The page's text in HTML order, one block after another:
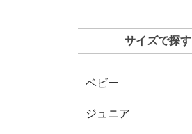
サイズで探す
ベビー
ジュニア